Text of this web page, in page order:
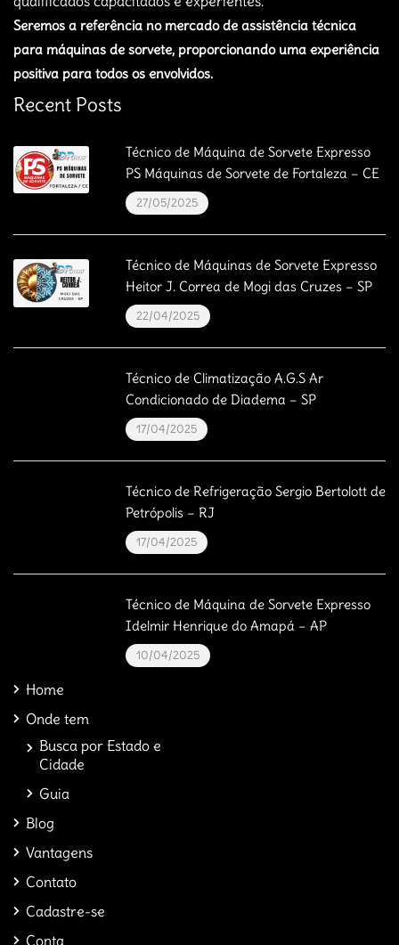
Seremos a referência no mercado de assistência técnica
para máquinas de sorvete, proporcionando uma experiência
positiva para todos os envolvidos.
Recent Posts
Técnico de Máquina de Sorvete Expresso
PS Máquinas de Sorvete de Fortaleza – CE
27/05/2025
Técnico de Máquinas de Sorvete Expresso
Heitor J. Correa de Mogi das Cruzes – SP
22/04/2025
Técnico de Climatização A.G.S Ar
Condicionado de Diadema – SP
17/04/2025
Técnico de Refrigeração Sergio Bertolott de
Petrópolis – RJ
17/04/2025
Técnico de Máquina de Sorvete Expresso
Idelmir Henrique do Amapá – AP
10/04/2025
Home
Onde tem
Busca por Estado e
Cidade
Guia
Blog
Vantagens
Contato
Cadastre-se
Conta